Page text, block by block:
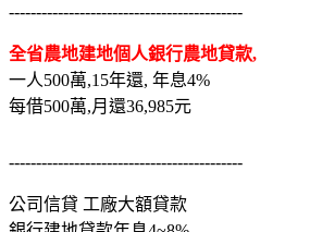
-------------------------------------------
全省農地建地個人銀行農地貸款,
一人500萬,15年還, 年息4%
每借500萬,月還36,985元
-------------------------------------------
公司信貸 工廠大額貸款